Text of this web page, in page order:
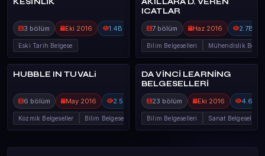
DA VİNCİ LEA
3 bölüm Eki 2016 1.4B
Eski Tarih Belgese
DA VİNCİ LEA
ICATLAR
7 bölüm Haz 2016 2.7B
Bilim Belgeselleri Mühendislik Belge
DA VİNCİ LEA
HUBBLE IN TUVALi
6 bölüm May 2016 2.5B
Kozmik Belgeseller Bilim Belgeselleri
DA VİNCİ LEA
DA VİNCİ LEARNİNG
BELGESELLERİ
23 bölüm Eki 2016 4.6B
Bilim Belgeselleri Sanat Belgeselleri